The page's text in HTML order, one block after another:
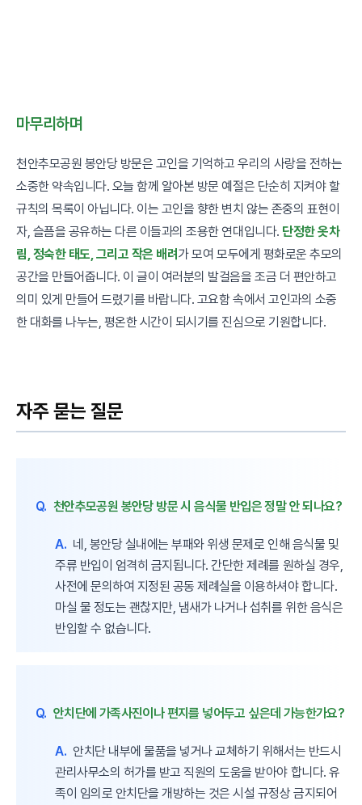
마무리하며
천안추모공원 봉안당 방문은 고인을 기억하고 우리의 사랑을 전하는
소중한 약속입니다. 오늘 함께 알아본 방문 예절은 단순히 지켜야 할
규칙의 목록이 아닙니다. 이는 고인을 향한 변치 않는 존중의 표현이
자, 슬픔을 공유하는 다른 이들과의 조용한 연대입니다. 단정한 옷차
림, 정숙한 태도, 그리고 작은 배려 가 모여 모두에게 평화로운 추모의
공간을 만들어줍니다. 이 글이 여러분의 발걸음을 조금 더 편안하고
의미 있게 만들어 드렸기를 바랍니다. 고요함 속에서 고인과의 소중
한 대화를 나누는, 평온한 시간이 되시기를 진심으로 기원합니다.
자주 묻는 질문
Q. 천안추모공원 봉안당 방문 시 음식물 반입은 정말 안 되나요?
A. 네, 봉안당 실내에는 부패와 위생 문제로 인해 음식물 및
주류 반입이 엄격히 금지됩니다. 간단한 제례를 원하실 경우,
사전에 문의하여 지정된 공동 제례실을 이용하셔야 합니다.
마실 물 정도는 괜찮지만, 냄새가 나거나 섭취를 위한 음식은
반입할 수 없습니다.
Q. 안치단에 가족사진이나 편지를 넣어두고 싶은데 가능한가요?
A. 안치단 내부에 물품을 넣거나 교체하기 위해서는 반드시
관리사무소의 허가를 받고 직원의 도움을 받아야 합니다. 유
족이 임의로 안치단을 개방하는 것은 시설 규정상 금지되어